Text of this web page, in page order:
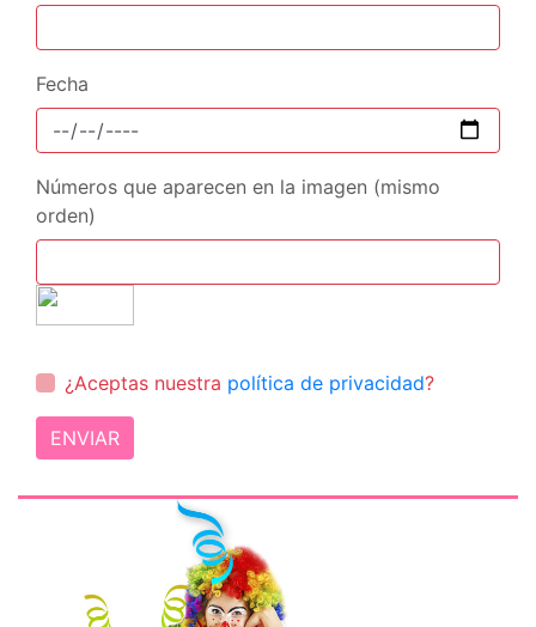
Fecha
Números que aparecen en la imagen (mismo
orden)
¿Aceptas nuestra política de privacidad?
ENVIAR